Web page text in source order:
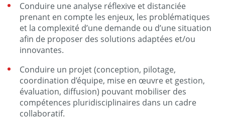
Conduire une analyse réflexive et distanciée
prenant en compte les enjeux, les problématiques
et la complexité d’une demande ou d’une situation
afin de proposer des solutions adaptées et/ou
innovantes.
Conduire un projet (conception, pilotage,
coordination d’équipe, mise en œuvre et gestion,
évaluation, diffusion) pouvant mobiliser des
compétences pluridisciplinaires dans un cadre
collaboratif.